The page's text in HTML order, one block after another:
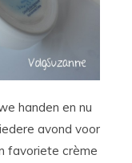
handen en nu
avond voor
favoriete crème